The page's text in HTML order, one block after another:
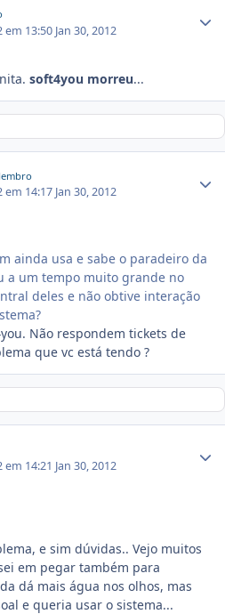
em 13:50 Jan 30, 2012
soft4you morreu...
em 14:17 Jan 30, 2012
ainda usa e sabe o paradeiro da
a um tempo muito grande no
deles e não obtive interação
Não respondem tickets de
que vc está tendo ?
em 14:21 Jan 30, 2012
e sim dúvidas.. Vejo muitos
em pegar também para
dá mais água nos olhos, mas
e queria usar o sistema...